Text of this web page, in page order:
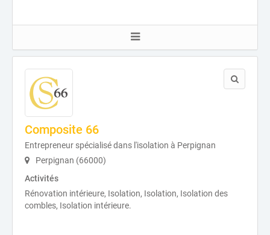
Composite 66
Entrepreneur spécialisé dans l'isolation à Perpignan
Perpignan (66000)
Activités
Rénovation intérieure, Isolation, Isolation, Isolation des
combles, Isolation intérieure.